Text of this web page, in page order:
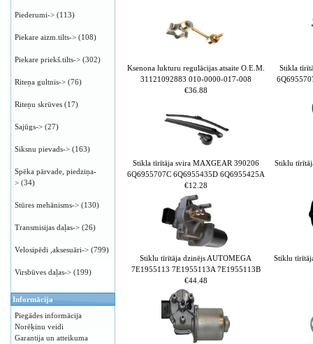
Ksenona lukturu regulācijas atsaite O.E.M.
31121092883 010-0000-017-008
€36.88
Stikla
Stikla tīrītāja svira MAXGEAR 390206
6Q6955707C 6Q6955435D 6Q6955425A
€12.28
Stiklu
Stiklu tīrītāja dzinējs AUTOMEGA
7E1955113 7E1955113A 7E1955113B
€44.48
Stiklu
Piederumi-> (113)
Piekare aizm.tilts-> (108)
Piekare priekš.tilts-> (302)
Riteņa gultnis-> (76)
Riteņu skrūves (17)
Sajūgs-> (27)
Siksnu pievads-> (163)
Spēka pārvade, piedziņa-
> (34)
Stūres mehānisms-> (130)
Transmisijas daļas-> (26)
Velosipēdi ,aksesuāri-> (799)
Virsbūves daļas-> (199)
Informācija
Piegādes informācija
Norēķinu veidi
Garantija un atteikuma